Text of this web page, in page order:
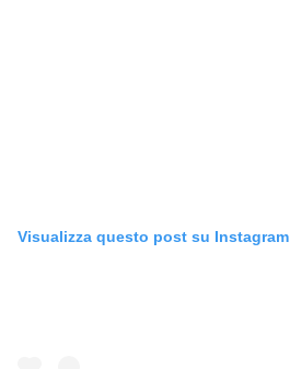
Visualizza questo post su Instagram